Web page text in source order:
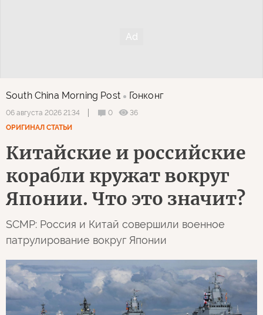
South China Morning Post Гонконг
06 августа 2026 21:34 0
36
ОРИГИНАЛ СТАТЬИ
Китайские и российские
корабли кружат вокруг
Японии. Что это значит?
SCMP: Россия и Китай совершили военное
патрулирование вокруг Японии